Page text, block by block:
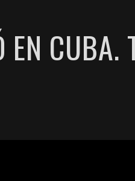
EN CUBA.